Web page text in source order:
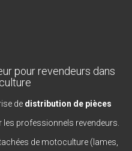
pour revendeurs dans
de distribution de pièces
professionnels revendeurs.
de motoculture (lames,